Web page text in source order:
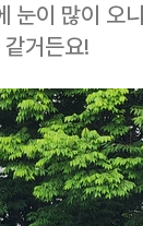
눈이 많이 오
거든요!